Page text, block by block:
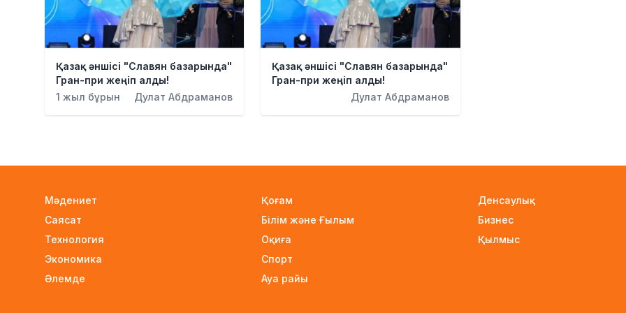
Қазақ әншісі "Славян базарында"
Гран-при жеңіп алды!
1 жыл бұрын
Дулат Абдраманов
Қазақ әншісі "Славян базарында"
Гран-при жеңіп алды!
Дулат Абдраманов
Мәдениет
Саясат
Технология
Экономика
Әлемде
Қоғам
Білім және Ғылым
Оқиға
Спорт
Ауа райы
Денсаулық
Бизнес
Қылмыс